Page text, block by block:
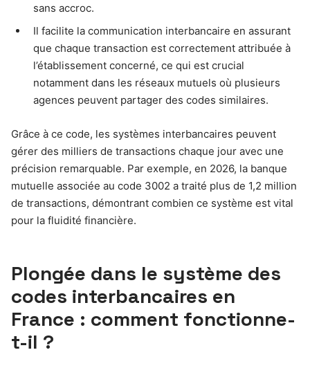
sans accroc.
Il facilite la communication interbancaire en assurant
que chaque transaction est correctement attribuée à
l’établissement concerné, ce qui est crucial
notamment dans les réseaux mutuels où plusieurs
agences peuvent partager des codes similaires.
Grâce à ce code, les systèmes interbancaires peuvent
gérer des milliers de transactions chaque jour avec une
précision remarquable. Par exemple, en 2026, la banque
mutuelle associée au code 3002 a traité plus de 1,2 million
de transactions, démontrant combien ce système est vital
pour la fluidité financière.
Plongée dans le système des
codes interbancaires en
France : comment fonctionne-
t-il ?